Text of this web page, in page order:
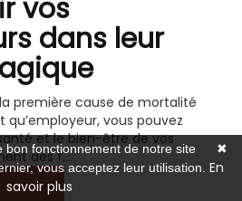
vos
dans leur
première cause de mortalité
qu’employeur, vous pouvez
et le bien-être de vos
des f...
✖
bon fonctionnement de notre site
vous acceptez leur utilisation. En
savoir plus